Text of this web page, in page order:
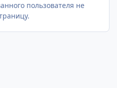
пользователя не